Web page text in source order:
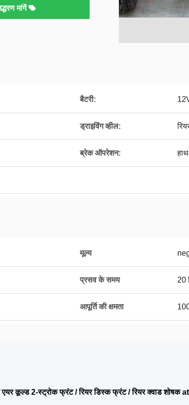
मांगें
बैटरी:
ड्राइविंग व्हील:
ब्रेक ऑपरेशन:
मूल्य
प्रसव के समय 20
आपूर्ति की क्षमता
कूल्ड 2-स्ट्रोक फ्रंट / रियर डिस्क फ्रंट / रियर क्वाड शोषक